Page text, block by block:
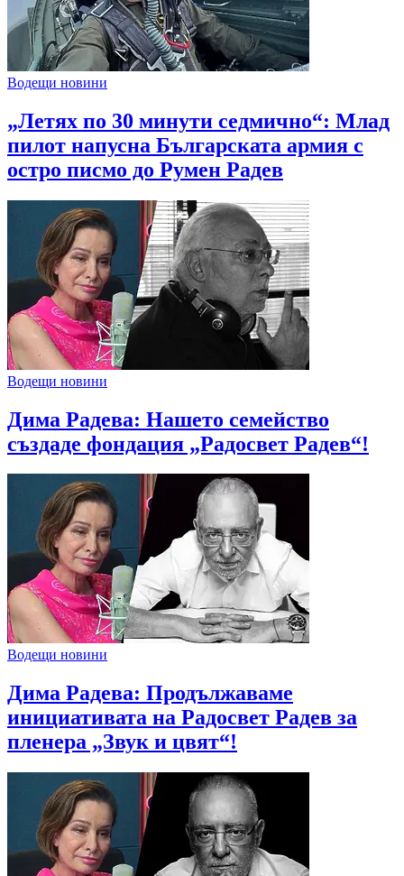
Водещи новини
„Летях по 30 минути седмично“: Млад
пилот напусна Българската армия с
остро писмо до Румен Радев
Водещи новини
Дима Радева: Нашето семейство
създаде фондация „Радосвет Радев“!
Водещи новини
Дима Радева: Продължаваме
инициативата на Радосвет Радев за
пленера „Звук и цвят“!